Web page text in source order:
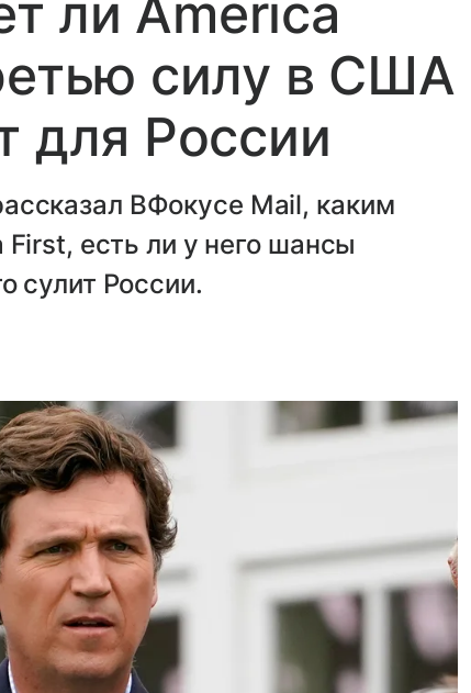
ли America
силу в США
для России
ВФокусе Mail, каким
есть ли у него шансы
сулит России.